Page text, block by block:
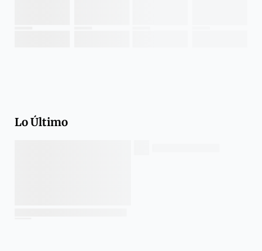
Lo Último